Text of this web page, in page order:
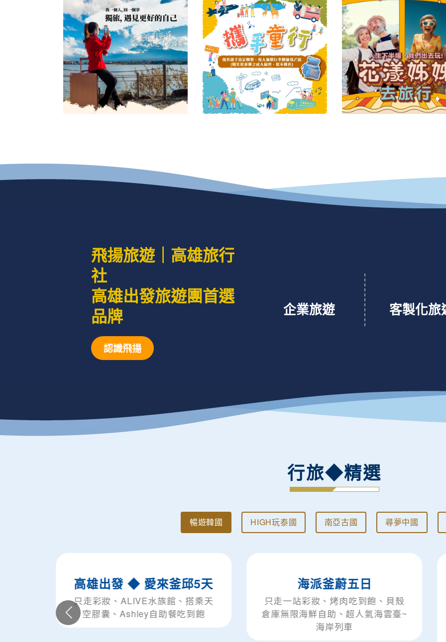
飛揚旅遊｜高雄旅行
社
高雄出發旅遊團首選
品牌
認識飛揚
企業旅遊 客製化旅
行旅◆精選
暢遊韓國 HIGH玩泰國 南亞古國 尋夢中國
高雄出發 ◆ 愛來釜邱5天
只走彩妝、ALIVE水族館、搭乘天
空膠囊、Ashley自助餐吃到飽